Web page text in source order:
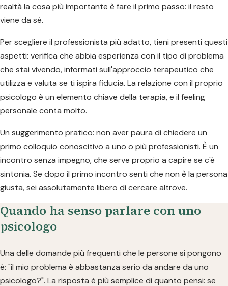
realtà la cosa più importante è fare il primo passo: il resto
viene da sé.
Per scegliere il professionista più adatto, tieni presenti questi
aspetti: verifica che abbia esperienza con il tipo di problema
che stai vivendo, informati sull'approccio terapeutico che
utilizza e valuta se ti ispira fiducia. La relazione con il proprio
psicologo è un elemento chiave della terapia, e il feeling
personale conta molto.
Un suggerimento pratico: non aver paura di chiedere un
primo colloquio conoscitivo a uno o più professionisti. È un
incontro senza impegno, che serve proprio a capire se c'è
sintonia. Se dopo il primo incontro senti che non è la persona
giusta, sei assolutamente libero di cercare altrove.
Quando ha senso parlare con uno
psicologo
Una delle domande più frequenti che le persone si pongono
è: "il mio problema è abbastanza serio da andare da uno
psicologo?". La risposta è più semplice di quanto pensi: se